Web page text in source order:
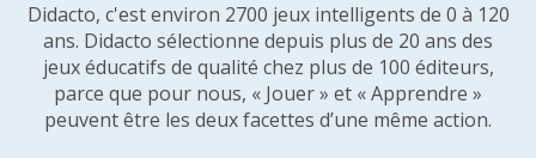
Didacto, c'est environ 2700 jeux intelligents de 0 à 120
ans. Didacto sélectionne depuis plus de 20 ans des
jeux éducatifs de qualité chez plus de 100 éditeurs,
parce que pour nous, « Jouer » et « Apprendre »
peuvent être les deux facettes d’une même action.